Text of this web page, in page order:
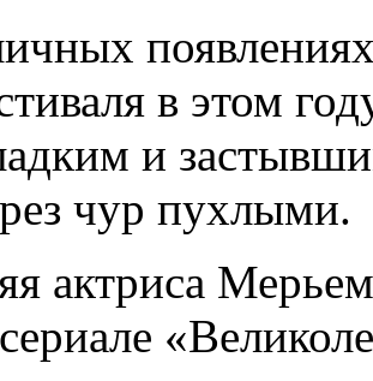
в этом
и
чур пухлыми.
актриса